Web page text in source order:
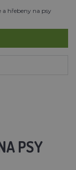
a hřebeny na psy
PSY